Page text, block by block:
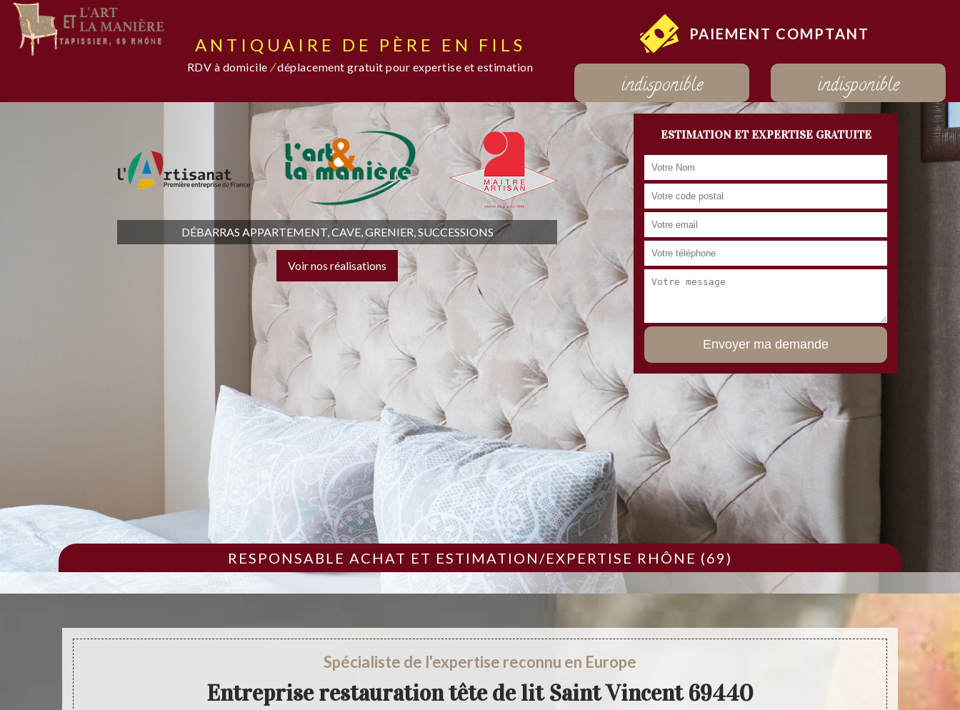
ANTIQUAIRE DE PÈRE EN FILS
RDV à domicile /déplacement gratuit pour expertise et estimation
PAIEMENT COMPTANT
indisponible indisponible
DÉBARRAS APPARTEMENT, CAVE, GRENIER, SUCCESSIONS
Voir nos réalisations
ESTIMATION ET EXPERTISE GRATUITE
RESPONSABLE ACHAT ET ESTIMATION/EXPERTISE RHÔNE (69)
Spécialiste de l'expertise reconnu en Europe
Entreprise restauration tête de lit Saint Vincent 69440